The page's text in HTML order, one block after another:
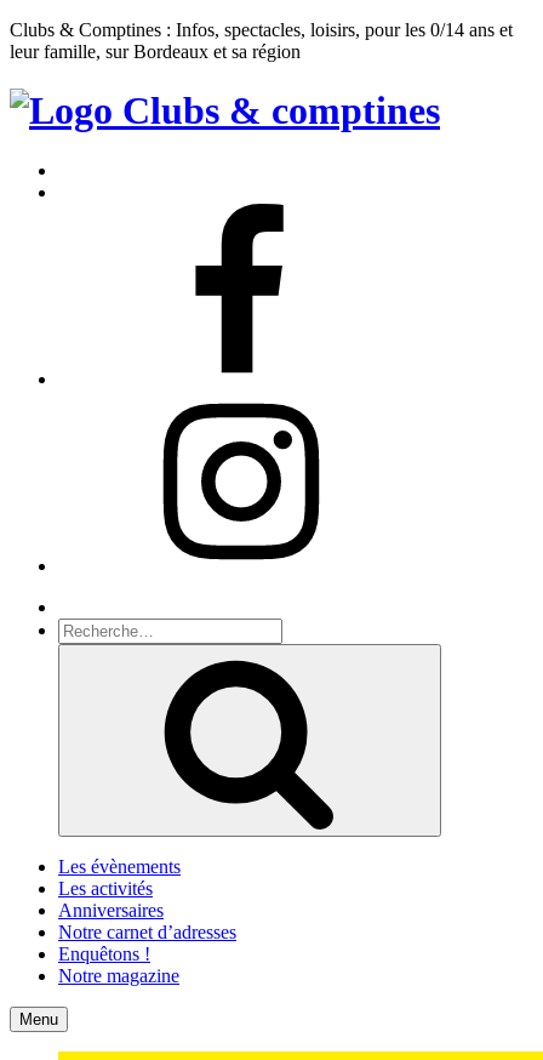
Clubs & Comptines : Infos, spectacles, loisirs, pour les 0/14 ans et
leur famille, sur Bordeaux et sa région
Clubs
Comptines
Recherche
pour
Les évènements
Les activités
Anniversaires
Notre carnet d’adresses
Enquêtons !
Notre magazine
Accueil
Menu Contact